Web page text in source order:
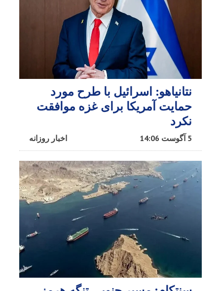
نتانیاهو: اسرائیل با طرح مورد
حمایت آمریکا برای غزه موافقت
نکرد
اخبار روزانه 5 آگوست 14:06